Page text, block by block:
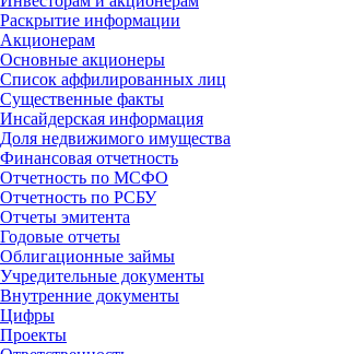
Раскрытие информации
Акционерам
Основные акционеры
Список аффилированных лиц
Существенные факты
Инсайдерская информация
Доля недвижимого имущества
Финансовая отчетность
Отчетность по МСФО
Отчетность по РСБУ
Отчеты эмитента
Годовые отчеты
Облигационные займы
Учредительные документы
Внутренние документы
Цифры
Проекты